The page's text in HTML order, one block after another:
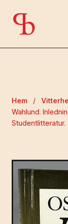
Hem /
Wahlund.
Studentlitteratur.